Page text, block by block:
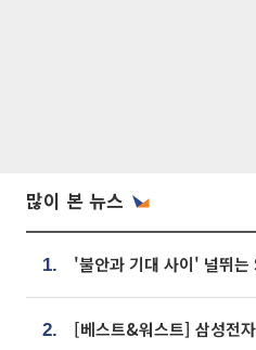
많이 본 뉴스
1.
2.